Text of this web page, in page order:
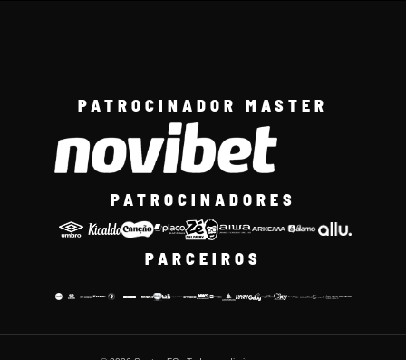
PATROCINADOR MASTER
PATROCINADORES
PARCEIROS